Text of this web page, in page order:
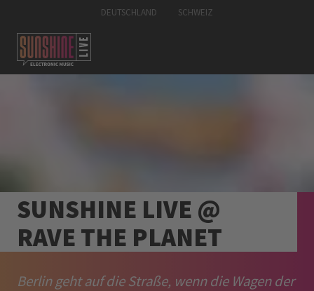
DEUTSCHLAND SCHWEIZ
SUNSHINE LIVE @
RAVE THE PLANET
Berlin geht auf die Straße, wenn die Wagen der